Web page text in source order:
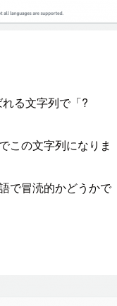
る文字列で「?
この文字列になりま
で冒涜的かどうかで